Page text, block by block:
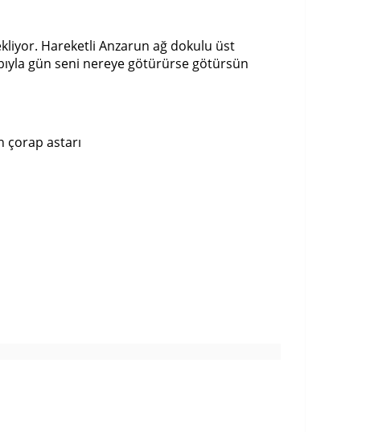
Hareketli Anzarun ağ dokulu üst
gün seni nereye götürürse götürsün
çorap astarı